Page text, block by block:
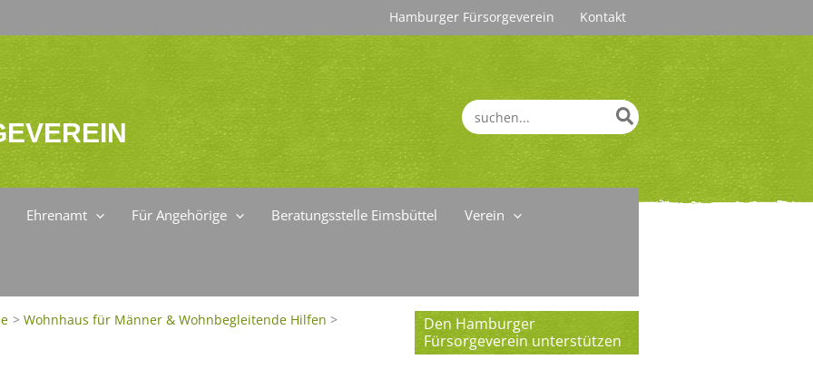
Hamburger Fürsorgeverein Kontakt
Search
for:
Ehrenamt Für Angehörige Beratungsstelle Eimsbüttel Verein
Wohnhaus für Männer & Wohnbegleitende Hilfen
Den Hamburger
Fürsorgeverein unterstützen